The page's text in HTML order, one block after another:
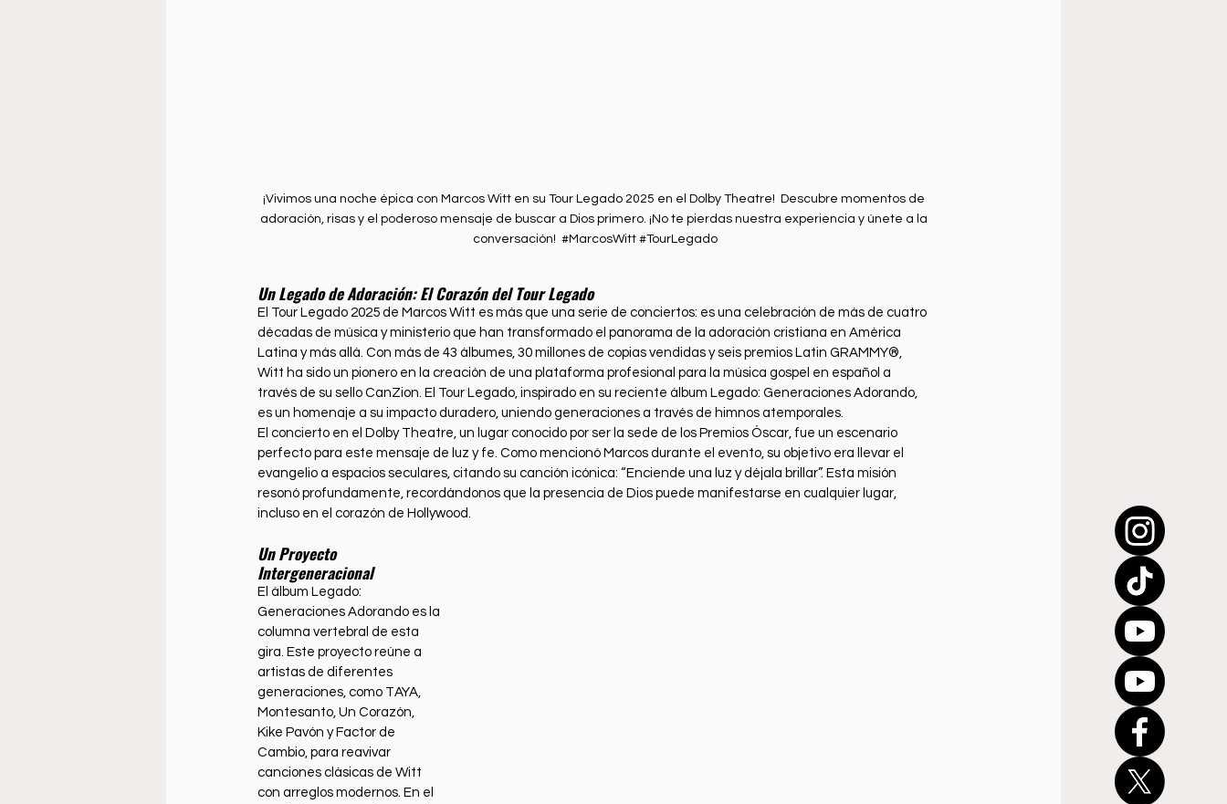
¡Vivimos una noche épica con Marcos Witt en su Tour Legado 2025 en el Dolby Theatre!  Descubre momentos de
adoración, risas y el poderoso mensaje de buscar a Dios primero. ¡No te pierdas nuestra experiencia y únete a la
conversación! #MarcosWitt #TourLegado
Un Legado de Adoración: El Corazón del Tour Legado
El Tour Legado 2025 de Marcos Witt es más que una serie de conciertos: es una celebración de más de cuatro
décadas de música y ministerio que han transformado el panorama de la adoración cristiana en América
Latina y más allá. Con más de 43 álbumes, 30 millones de copias vendidas y seis premios Latin GRAMMY®,
Witt ha sido un pionero en la creación de una plataforma profesional para la música gospel en español a
través de su sello CanZion. El Tour Legado, inspirado en su reciente álbum Legado: Generaciones Adorando,
es un homenaje a su impacto duradero, uniendo generaciones a través de himnos atemporales.
El concierto en el Dolby Theatre, un lugar conocido por ser la sede de los Premios Óscar, fue un escenario
perfecto para este mensaje de luz y fe. Como mencionó Marcos durante el evento, su objetivo era llevar el
evangelio a espacios seculares, citando su canción icónica: “Enciende una luz y déjala brillar”. Esta misión
resonó profundamente, recordándonos que la presencia de Dios puede manifestarse en cualquier lugar,
incluso en el corazón de Hollywood.
Un Proyecto
Intergeneracional
El álbum Legado:
Generaciones Adorando es la
columna vertebral de esta
gira. Este proyecto reúne a
artistas de diferentes
generaciones, como TAYA,
Montesanto, Un Corazón,
Kike Pavón y Factor de
Cambio, para reavivar
canciones clásicas de Witt
con arreglos modernos. En el